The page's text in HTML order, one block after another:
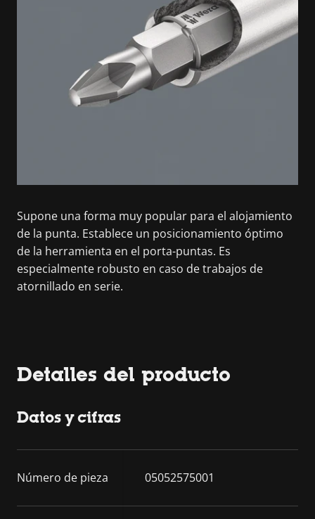
Supone una forma muy popular para el alojamiento
de la punta. Establece un posicionamiento óptimo
de la herramienta en el porta-puntas. Es
especialmente robusto en caso de trabajos de
atornillado en serie.
Detalles del producto
Datos y cifras
Número de pieza 05052575001